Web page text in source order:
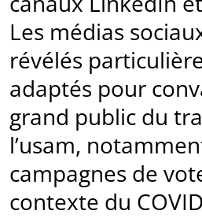
Les médias
révélés
adaptés pour
grand public du
l’usam,
campagnes de
contexte du